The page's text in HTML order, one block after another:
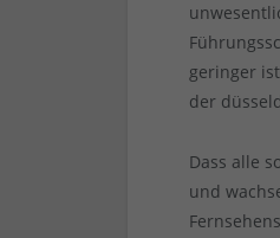
geringer
der
Dass alle
und